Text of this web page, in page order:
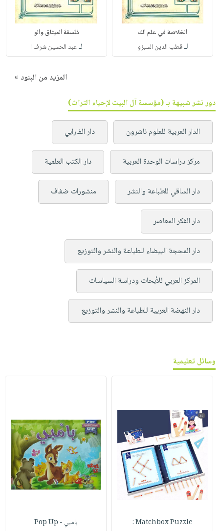
الخلاصة في علم الك
لـقطب الدين السبزو
فلسفة الميثاق والو
لـعبد الحسين شرف ا
المزيد من البنود »
دور نشر شبيهة بـ (مؤسسة آل البيت لإحياء التراث)
الدار العربية للعلوم ناشرون دار الفارابي
مركز دراسات الوحدة العربية دار الكتب العلمية
دار الساقي للطباعة والنشر منشورات ضفاف
دار الفكر المعاصر
دار المحجة البيضاء للطباعة والنشر والتوزيع
المركز العربي للأبحاث ودراسة السياسات
دار النهضة العربية للطباعة والنشر والتوزيع
وسائل تعليمية
Matchbox Puzzle : بامبي - Pop Up